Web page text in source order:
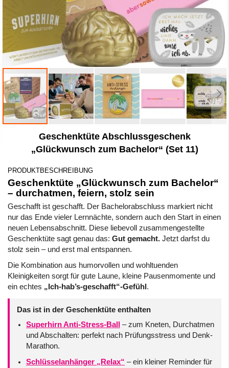
Bildergalerie
Geschenktüte Abschlussgeschenk
„Glückwunsch zum Bachelor“ (Set 11)
PRODUKTBESCHREIBUNG
Geschenktüte „Glückwunsch zum Bachelor“
– durchatmen, feiern, stolz sein
Geschafft ist geschafft. Der Bachelorabschluss markiert nicht
nur das Ende vieler Lernnächte, sondern auch den Start in einen
neuen Lebensabschnitt. Diese liebevoll zusammengestellte
Geschenktüte sagt genau das: Gut gemacht. Jetzt darfst du
stolz sein – und erst mal entspannen.
Die Kombination aus humorvollen und wohltuenden
Kleinigkeiten sorgt für gute Laune, kleine Pausenmomente und
ein echtes „Ich-hab’s-geschafft“-Gefühl .
Das ist in der Geschenktüte enthalten
Superhirn Anti-Stress-Ball
– zum Kneten, Durchatmen
und Abschalten: perfekt nach Prüfungsstress und Denk-
Marathon.
Schlüsselanhänger „Relax“ – ein kleiner Reminder für